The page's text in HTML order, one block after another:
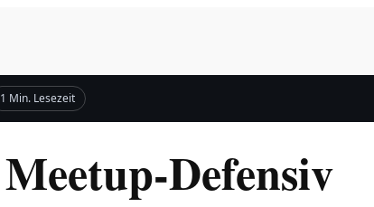
1 Min. Lesezeit
Meetup-Defensiv